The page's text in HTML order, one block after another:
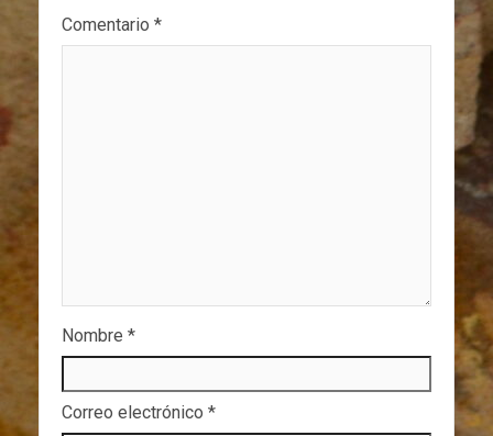
Comentario *
Nombre *
Correo electrónico *